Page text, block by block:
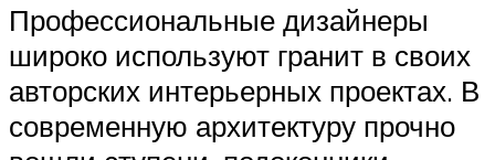
Профессиональные дизайнеры
широко используют гранит в своих
авторских интерьерных проектах. В
современную архитектуру прочно